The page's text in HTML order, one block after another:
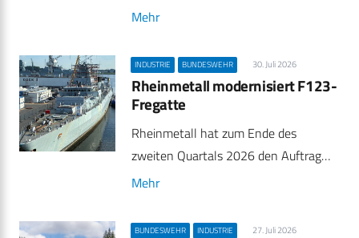
Mehr
INDUSTRIE BUNDESWEHR 30. Juli 2026
Rheinmetall modernisiert F123-
Fregatte
Rheinmetall hat zum Ende des
zweiten Quartals 2026 den Auftrag…
Mehr
BUNDESWEHR INDUSTRIE 27. Juli 2026